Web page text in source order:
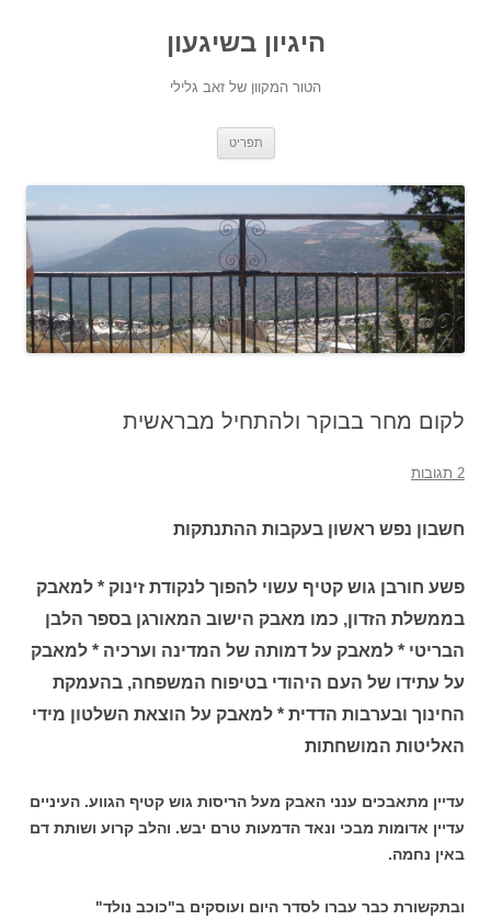
היגיון בשיגעון
הטור המקוון של זאב גלילי
תפריט
לקום מחר בבוקר ולהתחיל מבראשית
2 תגובות
חשבון נפש ראשון בעקבות ההתנתקות
פשע חורבן גוש קטיף עשוי להפוך לנקודת זינוק * למאבק
בממשלת הזדון, כמו מאבק הישוב המאורגן בספר הלבן
הבריטי * למאבק על דמותה של המדינה וערכיה * למאבק
על עתידו של העם היהודי בטיפוח המשפחה, בהעמקת
החינוך ובערבות הדדית * למאבק על הוצאת השלטון מידי
האליטות המושחתות
עדיין מתאבכים ענני האבק מעל הריסות גוש קטיף הגווע. העיניים
עדיין אדומות מבכי ונאד הדמעות טרם יבש. והלב קרוע ושותת דם
באין נחמה.
ובתקשורת כבר עברו לסדר היום ועוסקים ב"כוכב נולד"